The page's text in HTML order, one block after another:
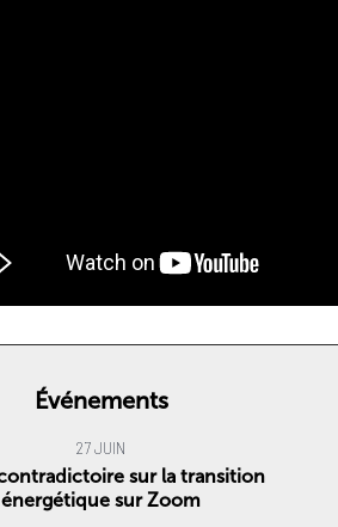
Événements
27 JUIN
énergétique sur Zoom